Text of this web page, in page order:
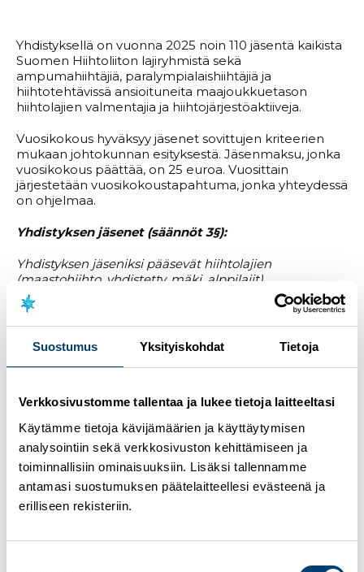
Suostumus Yksityiskohdat Tietoja
Verkkosivustomme tallentaa ja lukee tietoja laitteeltasi
Käytämme tietoja kävijämäärien ja käyttäytymisen
analysointiin sekä verkkosivuston kehittämiseen ja
toiminnallisiin ominaisuuksiin. Lisäksi tallennamme
antamasi suostumuksen päätelaitteellesi evästeenä ja
erilliseen rekisteriin.
Yhdistyksellä on vuonna 2025 noin 110 jäsentä kaikista
Suomen Hiihtoliiton lajiryhmistä sekä
ampumahiihtäjiä, paralympialaishiihtäjiä ja
hiihtotehtävissä ansioituneita maajoukkuetason
hiihtolajien valmentajia ja hiihtojärjestöaktiiveja.
Vuosikokous hyväksyy jäsenet sovittujen kriteerien
mukaan johtokunnan esityksestä. Jäsenmaksu, jonka
vuosikokous päättää, on 25 euroa. Vuosittain
järjestetään vuosikokoustapahtuma, jonka yhteydessä
on ohjelmaa.
Yhdistyksen jäsenet (säännöt 3§):
Yhdistyksen jäseniksi pääsevät hiihtolajien
(maastohiihto, yhdistetty, mäki, alppilajit),
ampumahiihdon ja parahiihdon entiset edustustason
urheilijat, valmentajat, urheilujohtajat ja toimijat,jotka
johtokunnan esityksestä vuosikokous
hyväksyy.Käytännön alaikäraja on 50 vuotta.
Jäsenanomukset sihteerille vuosittain vuosikokousta
Toiminta
vuosikokous ja vuositapaaminen on